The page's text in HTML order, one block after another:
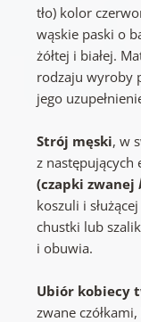
tło) kolor
wąskie paski o
żółtej i białej.
rodzaju wyroby
jego
Strój męski, w
z następujących
(czapki zwanej
koszuli i
chustki lub
i obuwia.
Ubiór kobiecy
zwane czółkami,